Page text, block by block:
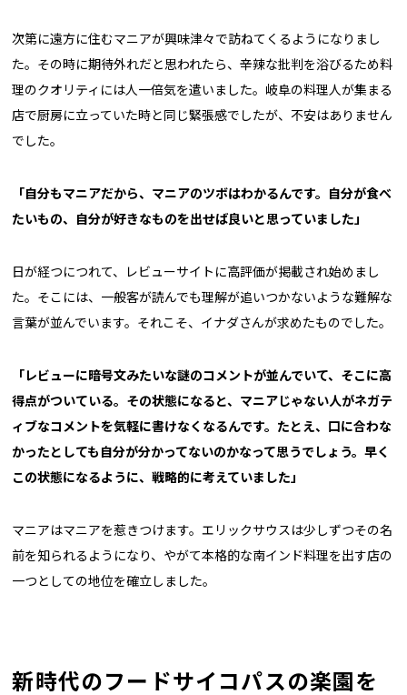
次第に遠方に住むマニアが興味津々で訪ねてくるようになりまし
た。その時に期待外れだと思われたら、辛辣な批判を浴びるため料
理のクオリティには人一倍気を遣いました。岐阜の料理人が集まる
店で厨房に立っていた時と同じ緊張感でしたが、不安はありません
でした。
「自分もマニアだから、マニアのツボはわかるんです。自分が食べ
たいもの、自分が好きなものを出せば良いと思っていました」
日が経つにつれて、レビューサイトに高評価が掲載され始めまし
た。そこには、一般客が読んでも理解が追いつかないような難解な
言葉が並んでいます。それこそ、イナダさんが求めたものでした。
「レビューに暗号文みたいな謎のコメントが並んでいて、そこに高
得点がついている。その状態になると、マニアじゃない人がネガテ
ィブなコメントを気軽に書けなくなるんです。たとえ、口に合わな
かったとしても自分が分かってないのかなって思うでしょう。早く
この状態になるように、戦略的に考えていました」
マニアはマニアを惹きつけます。エリックサウスは少しずつその名
前を知られるようになり、やがて本格的な南インド料理を出す店の
一つとしての地位を確立しました。
新時代のフードサイコパスの楽園を